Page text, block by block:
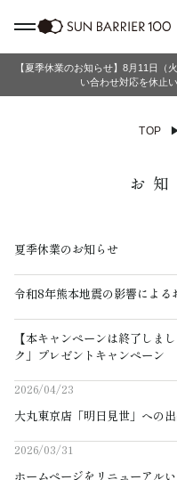
商品カテゴリ
キッズ
サンバリア100について
【夏季休業のお知らせ】8月11日（
い合わせ対応を休止
TOP
お
夏季休業のお知らせ
令和8年熊本地震の影響による
【本キャンペーンは終了しま
ク」プレゼントキャンペーン
2026/04/23
大丸東京店「明日見世」への
2026/03/31
ホームページをリニューアル